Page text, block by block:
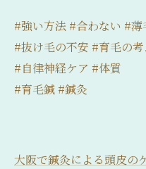
#強い方法 #合わない #薄
#抜け毛の不安 #育毛の
#自律神経ケア #体質
#育毛鍼 #鍼灸
大阪で鍼灸による頭皮の